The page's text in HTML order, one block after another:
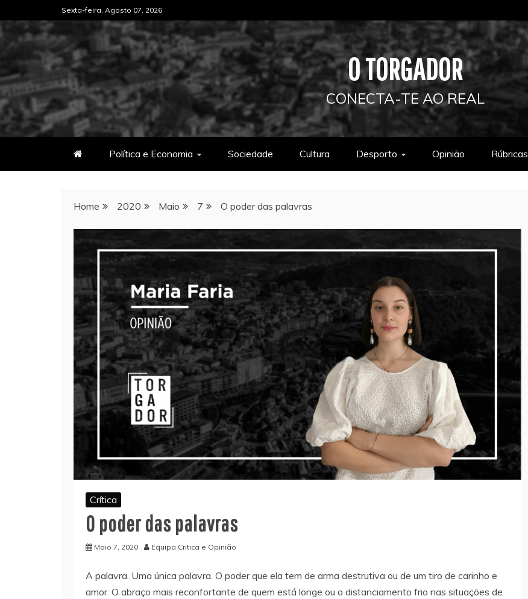
to
content
Sexta-feira, Agosto 07, 2026
O TORGADOR
CONECTA-TE AO REAL
Política e Economia Sociedade Cultura Desporto Opinião Rúbricas
Home 2020 Maio 7 O poder das palavras
Crítica
O poder das palavras
Maio 7, 2020 Equipa Critica e Opinião
A palavra. Uma única palavra. O poder que ela tem de arma destrutiva ou de um tiro de carinho e
amor. O abraço mais reconfortante de quem está longe ou o distanciamento frio nas situações de